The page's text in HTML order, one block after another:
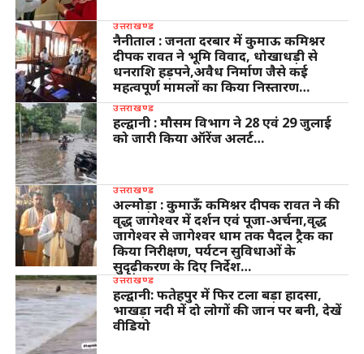
उत्तराखण्ड
नैनीताल : जनता दरबार में कुमाऊ कमिश्नर
दीपक रावत ने भूमि विवाद, धोखाधड़ी से
धनराशि हड़पने,अवैध निर्माण जैसे कई
महत्वपूर्ण मामलों का किया निस्तारण…
उत्तराखण्ड
हल्द्वानी : मौसम विभाग ने 28 एवं 29 जुलाई
को जारी किया ऑरेंज अलर्ट…
उत्तराखण्ड
अल्मोड़ा : कुमाऊँ कमिश्नर दीपक रावत ने की
वृद्ध जागेश्वर में दर्शन एवं पूजा-अर्चना,वृद्ध
जागेश्वर से जागेश्वर धाम तक पैदल ट्रैक का
किया निरीक्षण, पर्यटन सुविधाओं के
सुदृढ़ीकरण के दिए निर्देश…
उत्तराखण्ड
हल्द्वानी: फतेहपुर में फिर टला बड़ा हादसा,
भाखड़ा नदी में दो लोगों की जान पर बनी, देखें
वीडियो